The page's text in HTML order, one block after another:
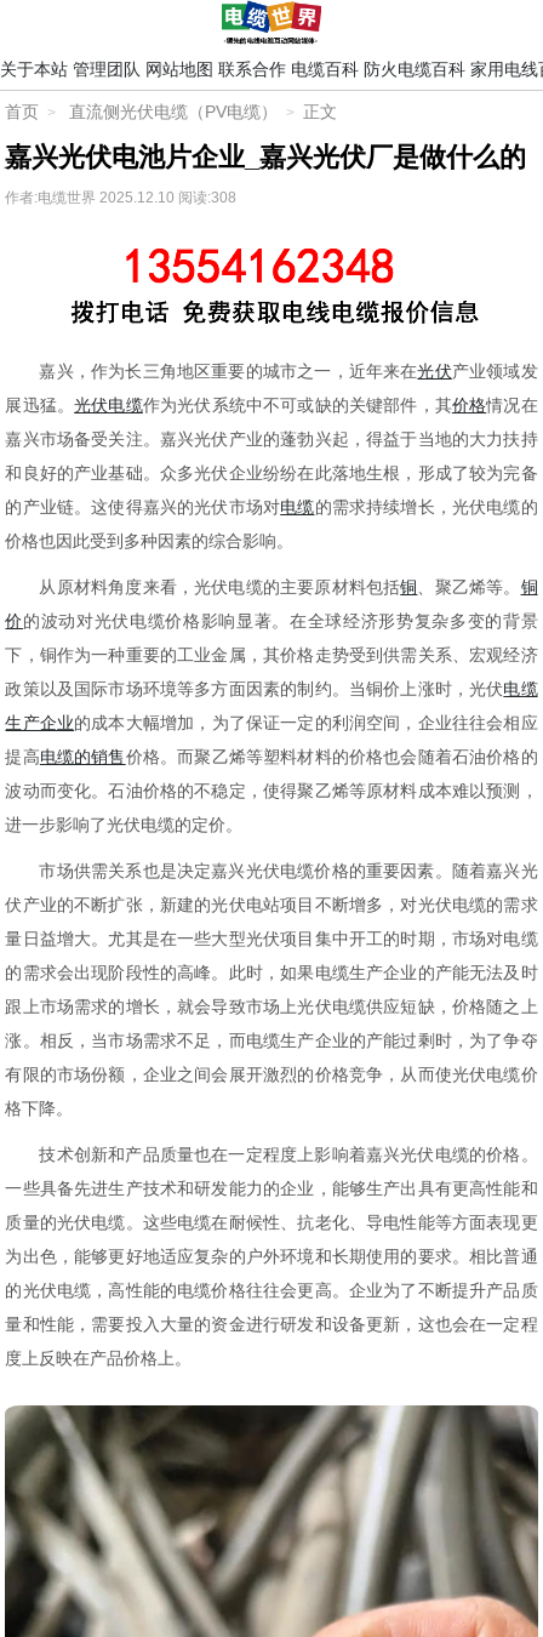
关于本站 管理团队 网站地图 联系合作 电缆百科 防火电缆百科 家用电线
首页 直流侧光伏电缆（PV电缆） 正文
嘉兴光伏电池片企业_嘉兴光伏厂是做什么的
作者:电缆世界 2025.12.10 阅读:308
嘉兴，作为长三角地区重要的城市之一，近年来在光伏产业领域发
展迅猛。光伏电缆作为光伏系统中不可或缺的关键部件，其价格情况在
嘉兴市场备受关注。嘉兴光伏产业的蓬勃兴起，得益于当地的大力扶持
和良好的产业基础。众多光伏企业纷纷在此落地生根，形成了较为完备
的产业链。这使得嘉兴的光伏市场对电缆的需求持续增长，光伏电缆的
价格也因此受到多种因素的综合影响。
从原材料角度来看，光伏电缆的主要原材料包括铜 、聚乙烯等。 铜
价的波动对光伏电缆价格影响显著。在全球经济形势复杂多变的背景
下，铜作为一种重要的工业金属，其价格走势受到供需关系、宏观经济
政策以及国际市场环境等多方面因素的制约。当铜价上涨时，光伏电缆
生产企业的成本大幅增加，为了保证一定的利润空间，企业往往会相应
提高电缆的销售价格。而聚乙烯等塑料材料的价格也会随着石油价格的
波动而变化。石油价格的不稳定，使得聚乙烯等原材料成本难以预测，
进一步影响了光伏电缆的定价。
市场供需关系也是决定嘉兴光伏电缆价格的重要因素。随着嘉兴光
伏产业的不断扩张，新建的光伏电站项目不断增多，对光伏电缆的需求
量日益增大。尤其是在一些大型光伏项目集中开工的时期，市场对电缆
的需求会出现阶段性的高峰。此时，如果电缆生产企业的产能无法及时
跟上市场需求的增长，就会导致市场上光伏电缆供应短缺，价格随之上
涨。相反，当市场需求不足，而电缆生产企业的产能过剩时，为了争夺
有限的市场份额，企业之间会展开激烈的价格竞争，从而使光伏电缆价
格下降。
技术创新和产品质量也在一定程度上影响着嘉兴光伏电缆的价格。
一些具备先进生产技术和研发能力的企业，能够生产出具有更高性能和
质量的光伏电缆。这些电缆在耐候性、抗老化、导电性能等方面表现更
为出色，能够更好地适应复杂的户外环境和长期使用的要求。相比普通
的光伏电缆，高性能的电缆价格往往会更高。企业为了不断提升产品质
量和性能，需要投入大量的资金进行研发和设备更新，这也会在一定程
度上反映在产品价格上。